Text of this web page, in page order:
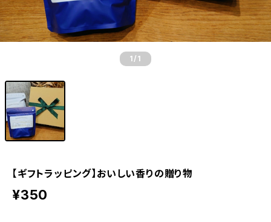
1 /1
【ギフトラッピング】おいしい香りの贈り物
¥350